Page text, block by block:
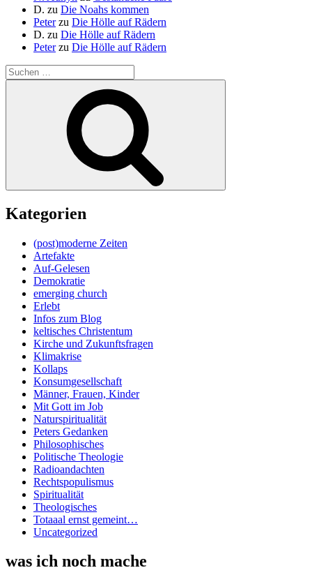
D. zu Die Noahs kommen
Peterzu Die Hölle auf Rädern
D. zu Die Hölle auf Rädern
Peterzu Die Hölle auf Rädern
Suche
nach:
Kategorien
(post)moderne Zeiten
Artefakte
Auf-Gelesen
Demokratie
emerging church
Erlebt
Infos zum Blog
keltisches Christentum
Kirche und Zukunftsfragen
Klimakrise
Kollaps
Konsumgesellschaft
Männer, Frauen, Kinder
Mit Gott im Job
Naturspiritualität
Peters Gedanken
Philosophisches
Politische Theologie
Radioandachten
Rechtspopulismus
Spiritualität
Theologisches
Totaaal ernst gemeint…
Uncategorized
was ich noch mache